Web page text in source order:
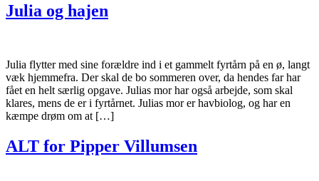
Julia og hajen
Julia flytter med sine forældre ind i et gammelt fyrtårn på en ø, langt
væk hjemmefra. Der skal de bo sommeren over, da hendes far har
fået en helt særlig opgave. Julias mor har også arbejde, som skal
klares, mens de er i fyrtårnet. Julias mor er havbiolog, og har en
kæmpe drøm om at […]
ALT for Pipper Villumsen